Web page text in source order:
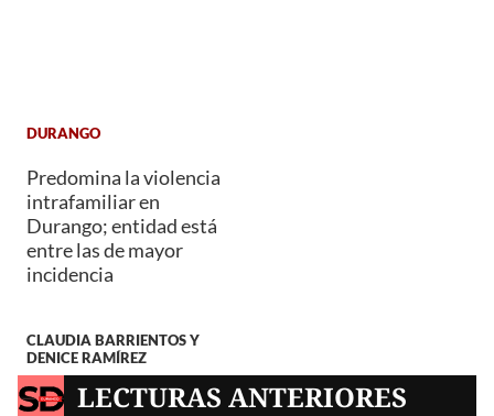
DURANGO
Predomina la violencia
intrafamiliar en
Durango; entidad está
entre las de mayor
incidencia
CLAUDIA BARRIENTOS Y
DENICE RAMÍREZ
LECTURAS ANTERIORES